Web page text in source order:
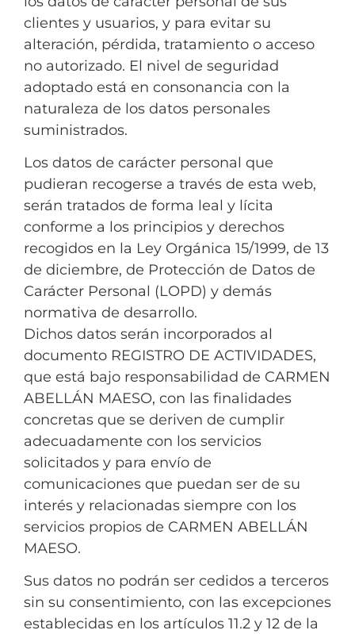
clientes y usuarios, y para evitar su
alteración, pérdida, tratamiento o acceso
no autorizado. El nivel de seguridad
adoptado está en consonancia con la
naturaleza de los datos personales
suministrados.
Los datos de carácter personal que
pudieran recogerse a través de esta web,
serán tratados de forma leal y lícita
conforme a los principios y derechos
recogidos en la Ley Orgánica 15/1999, de 13
de diciembre, de Protección de Datos de
Carácter Personal (LOPD) y demás
normativa de desarrollo.
Dichos datos serán incorporados al
documento REGISTRO DE ACTIVIDADES,
que está bajo responsabilidad de CARMEN
ABELLÁN MAESO, con las finalidades
concretas que se deriven de cumplir
adecuadamente con los servicios
solicitados y para envío de
comunicaciones que puedan ser de su
interés y relacionadas siempre con los
servicios propios de CARMEN ABELLÁN
MAESO.
Sus datos no podrán ser cedidos a terceros
sin su consentimiento, con las excepciones
establecidas en los artículos 11.2 y 12 de la